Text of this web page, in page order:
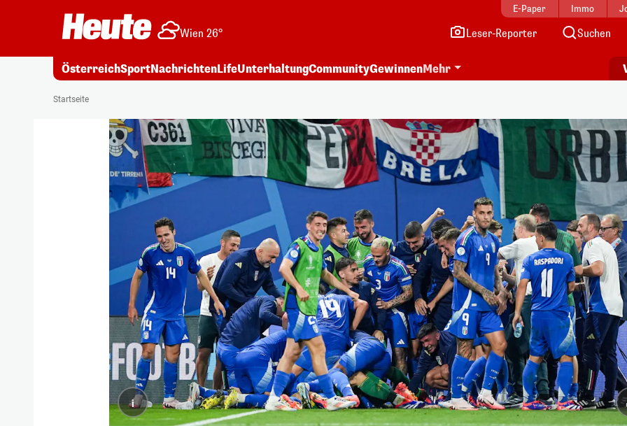
E-Paper Immo
Wien 26° Leser-Reporter Suchen
ÖsterreichSportNachrichtenLifeUnterhaltungCommunityGewinnenMehr
Startseite
i